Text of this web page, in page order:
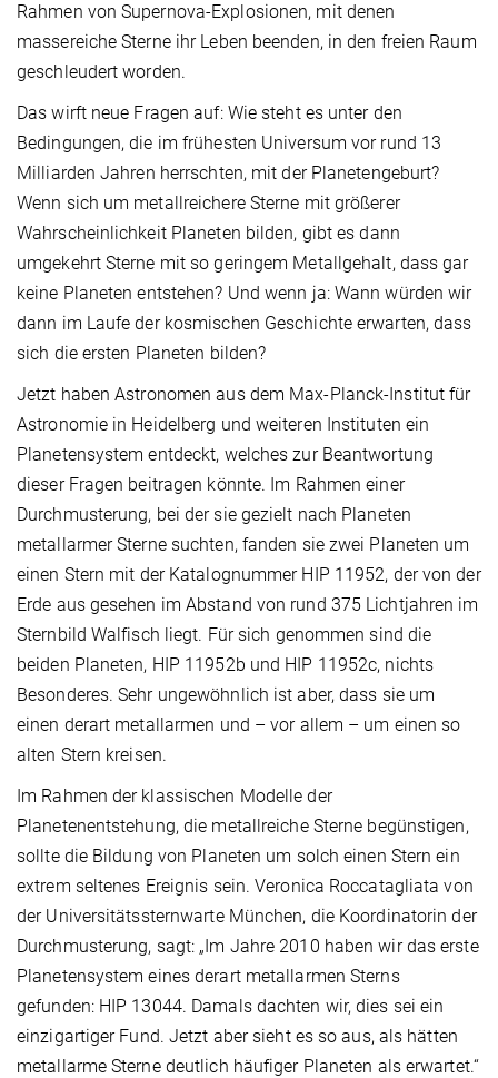
Rahmen von Supernova-Explosionen, mit denen
massereiche Sterne ihr Leben beenden, in den freien Raum
geschleudert worden.
Das wirft neue Fragen auf: Wie steht es unter den
Bedingungen, die im frühesten Universum vor rund 13
Milliarden Jahren herrschten, mit der Planetengeburt?
Wenn sich um metallreichere Sterne mit größerer
Wahrscheinlichkeit Planeten bilden, gibt es dann
umgekehrt Sterne mit so geringem Metallgehalt, dass gar
keine Planeten entstehen? Und wenn ja: Wann würden wir
dann im Laufe der kosmischen Geschichte erwarten, dass
sich die ersten Planeten bilden?
Jetzt haben Astronomen aus dem Max-Planck-Institut für
Astronomie in Heidelberg und weiteren Instituten ein
Planetensystem entdeckt, welches zur Beantwortung
dieser Fragen beitragen könnte. Im Rahmen einer
Durchmusterung, bei der sie gezielt nach Planeten
metallarmer Sterne suchten, fanden sie zwei Planeten um
einen Stern mit der Katalognummer HIP 11952, der von der
Erde aus gesehen im Abstand von rund 375 Lichtjahren im
Sternbild Walfisch liegt. Für sich genommen sind die
beiden Planeten, HIP 11952b und HIP 11952c, nichts
Besonderes. Sehr ungewöhnlich ist aber, dass sie um
einen derart metallarmen und – vor allem – um einen so
alten Stern kreisen.
Im Rahmen der klassischen Modelle der
Planetenentstehung, die metallreiche Sterne begünstigen,
sollte die Bildung von Planeten um solch einen Stern ein
extrem seltenes Ereignis sein. Veronica Roccatagliata von
der Universitätssternwarte München, die Koordinatorin der
Durchmusterung, sagt: „Im Jahre 2010 haben wir das erste
Planetensystem eines derart metallarmen Sterns
gefunden: HIP 13044. Damals dachten wir, dies sei ein
einzigartiger Fund. Jetzt aber sieht es so aus, als hätten
metallarme Sterne deutlich häufiger Planeten als erwartet.“